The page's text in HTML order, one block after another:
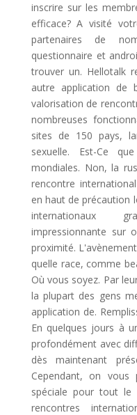
inscrire sur les
efficace? A visité
partenaires de
questionnaire et
trouver un. Hellotalk
autre application de
valorisation de
nombreuses
sites de 150 pays,
sexuelle. Est-Ce
mondiales. Non, la
rencontre
en haut de précaution
internationaux
impressionnante sur
proximité.
quelle race, comme
Où vous soyez. Par
la plupart des gens
application de.
En quelques jours à
profondément avec
dès maintenant
Cependant, on vous
spéciale pour tout
rencontres